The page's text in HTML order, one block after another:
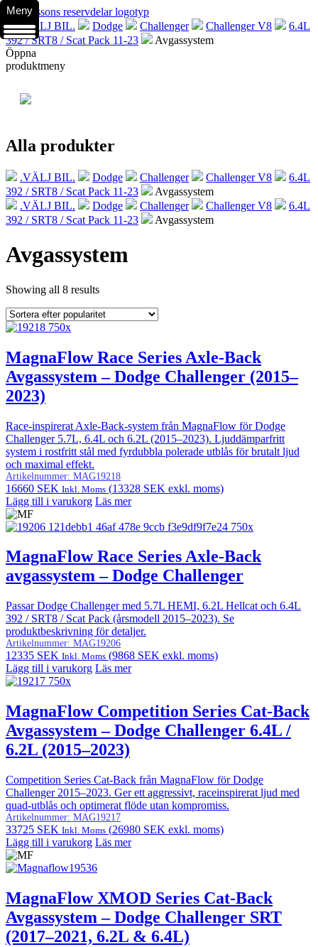
.VÄLJ BIL. Dodge Challenger Challenger V8
6.4L
392 / SRT8 / Scat Pack 11-23
Avgassystem
Öppna
produktmeny
Alla produkter
.VÄLJ BIL. Dodge Challenger Challenger V8
6.4L
392 / SRT8 / Scat Pack 11-23
Avgassystem
.VÄLJ BIL.
Dodge Challenger Challenger V8
6.4L
392 / SRT8 / Scat Pack 11-23
Avgassystem
Avgassystem
Showing all 8 results
MagnaFlow Race Series Axle-Back
Avgassystem – Dodge Challenger (2015–
2023)
Race-inspirerat Axle-Back-system från MagnaFlow för Dodge
Challenger 5.7L, 6.4L och 6.2L (2015–2023). Ljuddämparfritt
system i rostfritt stål med fyrdubbla polerade utblås för brutalt ljud
och maximal effekt.
Artikelnummer: MAG19218
16660 SEK Inkl. Moms (13328 SEK exkl. moms)
Lägg till i varukorg Läs mer
MagnaFlow Race Series Axle-Back
avgassystem – Dodge Challenger
Passar Dodge Challenger med 5.7L HEMI, 6.2L Hellcat och 6.4L
392 / SRT8 / Scat Pack (årsmodell 2015–2023). Se
produktbeskrivning för detaljer.
Artikelnummer: MAG19206
12335 SEK Inkl. Moms (9868 SEK exkl. moms)
Lägg till i varukorg Läs mer
MagnaFlow Competition Series Cat-Back
Avgassystem – Dodge Challenger 6.4L /
6.2L (2015–2023)
Competition Series Cat-Back från MagnaFlow för Dodge
Challenger 2015–2023. Ger ett aggressivt, raceinspirerat ljud med
quad-utblås och optimerat flöde utan kompromiss.
Artikelnummer: MAG19217
33725 SEK Inkl. Moms (26980 SEK exkl. moms)
Lägg till i varukorg Läs mer
MagnaFlow XMOD Series Cat-Back
Avgassystem – Dodge Challenger SRT
(2017–2021, 6.2L & 6.4L)
Meny